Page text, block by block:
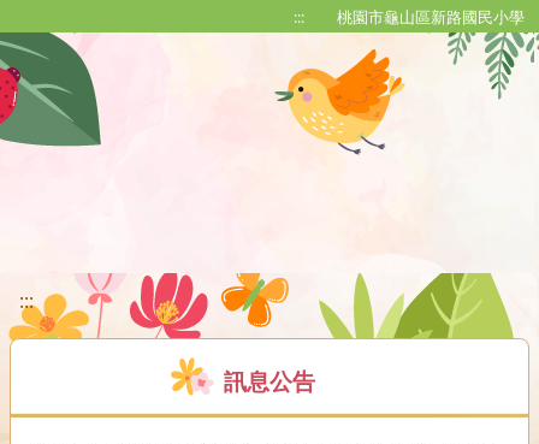
::: 桃園市龜山區新路國民小學
:::
訊息公告